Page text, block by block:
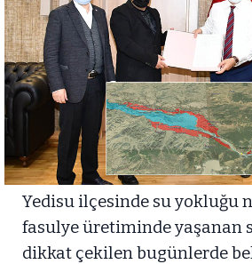
Yedisu ilçesinde su yokluğu
fasulye üretiminde yaşanan
dikkat çekilen bugünlerde